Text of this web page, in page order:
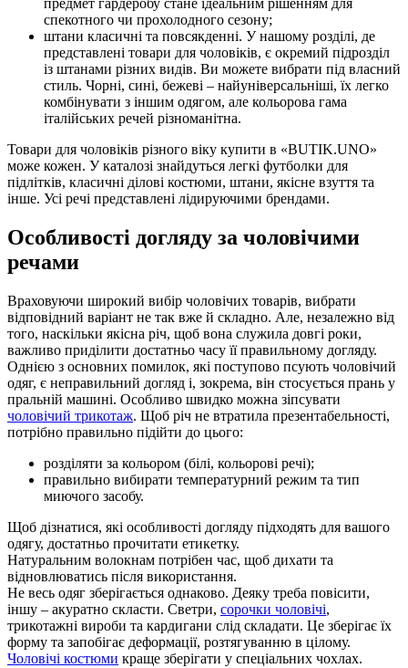
предмет гардеробу стане ідеальним рішенням для
спекотного чи прохолодного сезону;
штани класичні та повсякденні. У нашому розділі, де
представлені товари для чоловіків, є окремий підрозділ
із штанами різних видів. Ви можете вибрати під власний
стиль. Чорні, сині, бежеві – найуніверсальніші, їх легко
комбінувати з іншим одягом, але кольорова гама
італійських речей різноманітна.
Товари для чоловіків різного віку купити в «BUTIK.UNO»
може кожен. У каталозі знайдуться легкі футболки для
підлітків, класичні ділові костюми, штани, якісне взуття та
інше. Усі речі представлені лідируючими брендами.
Особливості догляду за чоловічими
речами
Враховуючи широкий вибір чоловічих товарів, вибрати
відповідний варіант не так вже й складно. Але, незалежно від
того, наскільки якісна річ, щоб вона служила довгі роки,
важливо приділити достатньо часу її правильному догляду.
Однією з основних помилок, які поступово псують чоловічий
одяг, є неправильний догляд і, зокрема, він стосується прань у
пральній машині. Особливо швидко можна зіпсувати
чоловічий трикотаж. Щоб річ не втратила презентабельності,
потрібно правильно підійти до цього:
розділяти за кольором (білі, кольорові речі);
правильно вибирати температурний режим та тип
миючого засобу.
Щоб дізнатися, які особливості догляду підходять для вашого
одягу, достатньо прочитати етикетку.
Натуральним волокнам потрібен час, щоб дихати та
відновлюватись після використання.
Не весь одяг зберігається однаково. Деяку треба повісити,
іншу – акуратно скласти. Светри, сорочки чоловічі,
трикотажні вироби та кардигани слід складати. Це зберігає їх
форму та запобігає деформації, розтягуванню в цілому.
Чоловічі костюми краще зберігати у спеціальних чохлах.